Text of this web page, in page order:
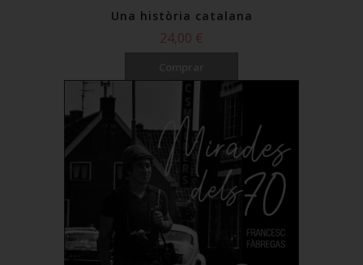
Una història catalana
24,00 €